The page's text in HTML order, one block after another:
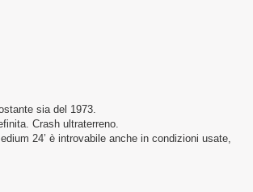
sia del 1973.
Crash ultraterreno.
24’ è introvabile anche in condizioni usate,